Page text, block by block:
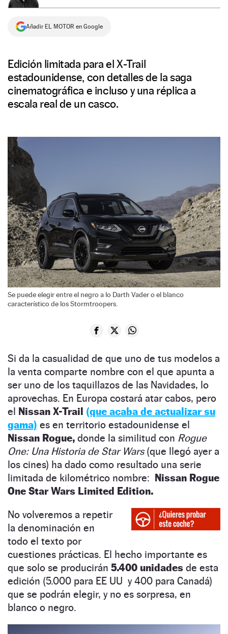
Añadir EL MOTOR en Google
Edición limitada para el X-Trail
estadounidense, con detalles de la saga
cinematográfica e incluso y una réplica a
escala real de un casco.
Se puede elegir entre el negro a lo Darth Vader o el blanco
característico de los Stormtroopers.
Si da la casualidad de que uno de tus modelos a
la venta comparte nombre con el que apunta a
ser uno de los taquillazos de las Navidades, lo
aprovechas. En Europa costará atar cabos, pero
el Nissan X-Trail (que acaba de actualizar su
gama) es en territorio estadounidense el
Nissan Rogue, donde la similitud con Rogue
One: Una Historia de Star Wars(que llegó ayer a
los cines) ha dado como resultado una serie
limitada de kilométrico nombre: Nissan Rogue
One Star Wars Limited Edition.
No volveremos a repetir
la denominación en
todo el texto por
cuestiones prácticas. El hecho importante es
que solo se producirán 5.400 unidades de esta
edición (5.000 para EE UU y 400 para Canadá)
que se podrán elegir, y no es sorpresa, en
blanco o negro.